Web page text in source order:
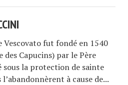
Vescovato fut fondé en 1540
des Capucins) par le Père
sous la protection de sainte
à cause de...